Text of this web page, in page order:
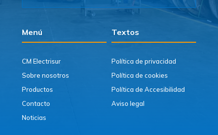
Menú Textos
CM Electrisur
Sobre nosotros
Productos
Contacto
Noticias
Política de privacidad
Política de cookies
Política de Accesibilidad
Aviso legal